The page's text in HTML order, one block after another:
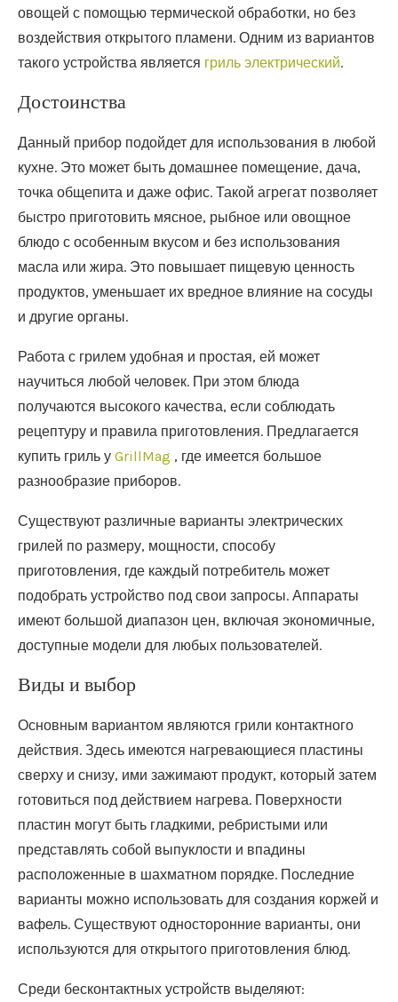
овощей с помощью термической обработки, но без
воздействия открытого пламени. Одним из вариантов
такого устройства является гриль электрический.
Достоинства
Данный прибор подойдет для использования в любой
кухне. Это может быть домашнее помещение, дача,
точка общепита и даже офис. Такой агрегат позволяет
быстро приготовить мясное, рыбное или овощное
блюдо с особенным вкусом и без использования
масла или жира. Это повышает пищевую ценность
продуктов, уменьшает их вредное влияние на сосуды
и другие органы.
Работа с грилем удобная и простая, ей может
научиться любой человек. При этом блюда
получаются высокого качества, если соблюдать
рецептуру и правила приготовления. Предлагается
купить гриль у GrillMag , где имеется большое
разнообразие приборов.
Существуют различные варианты электрических
грилей по размеру, мощности, способу
приготовления, где каждый потребитель может
подобрать устройство под свои запросы. Аппараты
имеют большой диапазон цен, включая экономичные,
доступные модели для любых пользователей.
Виды и выбор
Основным вариантом являются грили контактного
действия. Здесь имеются нагревающиеся пластины
сверху и снизу, ими зажимают продукт, который затем
готовиться под действием нагрева. Поверхности
пластин могут быть гладкими, ребристыми или
представлять собой выпуклости и впадины
расположенные в шахматном порядке. Последние
варианты можно использовать для создания коржей и
вафель. Существуют односторонние варианты, они
используются для открытого приготовления блюд.
Среди бесконтактных устройств выделяют: